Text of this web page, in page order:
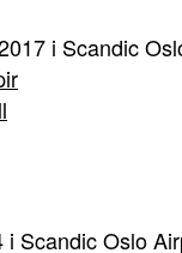
i Scandic
Scandic Oslo